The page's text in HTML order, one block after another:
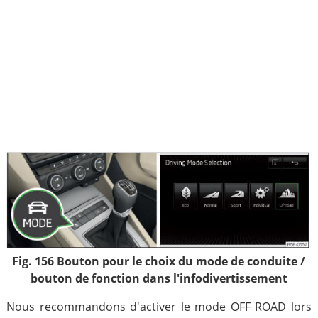
Fig. 156 Bouton pour le choix du mode de conduite /
bouton de fonction dans l'infodivertissement
Nous recommandons d'activer le mode OFF ROAD lors